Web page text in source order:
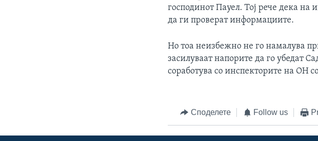
господинот Пауел. Тој рече дека
да ги проверат информациите.
Но тоа неизбежно не го намалува
засилуваат напорите да го убедат
соработува со инспекторите на ОН
Споделете Follow us